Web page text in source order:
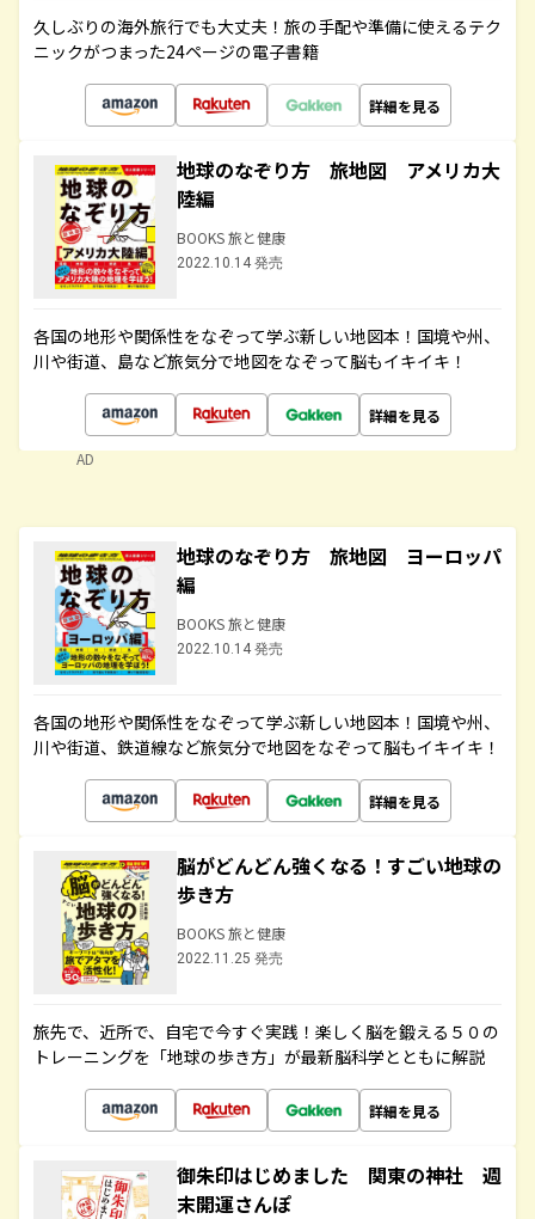
久しぶりの海外旅行でも大丈夫！旅の手配や準備に使えるテク
ニックがつまった24ページの電子書籍
詳細を見る
地球のなぞり方 旅地図 アメリカ大
陸編
BOOKS 旅と健康
2022.10.14 発売
各国の地形や関係性をなぞって学ぶ新しい地図本！国境や州、
川や街道、島など旅気分で地図をなぞって脳もイキイキ！
詳細を見る
AD
地球のなぞり方 旅地図 ヨーロッパ
編
BOOKS 旅と健康
2022.10.14 発売
各国の地形や関係性をなぞって学ぶ新しい地図本！国境や州、
川や街道、鉄道線など旅気分で地図をなぞって脳もイキイキ！
詳細を見る
脳がどんどん強くなる！すごい地球の
歩き方
BOOKS 旅と健康
2022.11.25 発売
旅先で、近所で、自宅で今すぐ実践！楽しく脳を鍛える５０の
トレーニングを「地球の歩き方」が最新脳科学とともに解説
詳細を見る
御朱印はじめました 関東の神社 週
末開運さんぽ